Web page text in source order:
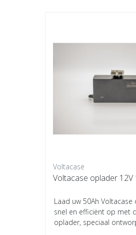
Voltacase
Voltacase oplader 12V
Laad uw 50Ah
snel en efficiënt op met
oplader, speciaal